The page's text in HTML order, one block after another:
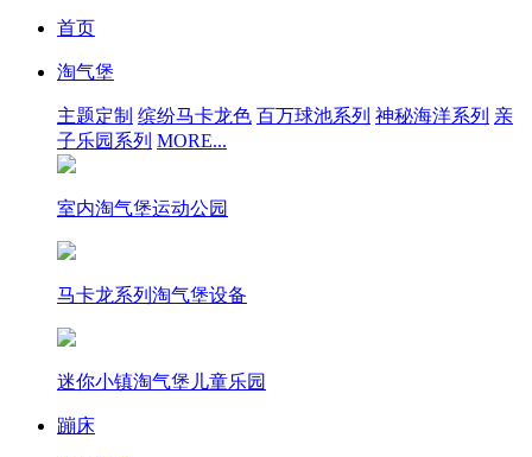
首页
淘气堡
主题定制 缤纷马卡龙色 百万球池系列 神秘海洋系列 亲
子乐园系列 MORE...
室内淘气堡运动公园
马卡龙系列淘气堡设备
迷你小镇淘气堡儿童乐园
蹦床